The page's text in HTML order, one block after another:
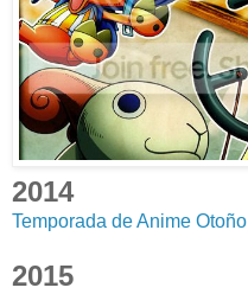
2014
Temporada de Anime
2015